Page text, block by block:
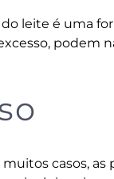
leite é uma
podem
casos, as